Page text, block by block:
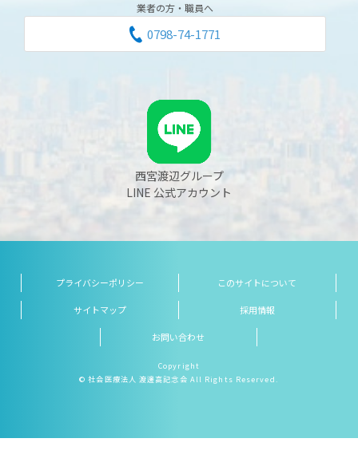
業者の方・職員へ
0798-74-1771
西宮渡辺グループ
LINE 公式アカウント
プライバシーポリシー このサイトについて
サイトマップ 採用情報
お問い合わせ
Copyright
© 社会医療法人 渡邊高記念会 All Rights Reserved.